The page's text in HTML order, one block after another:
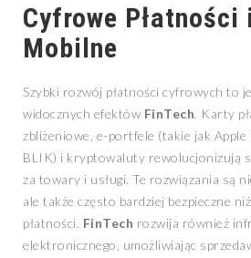
Cyfrowe
Mobilne
Szybki rozwój płatności cyfrowych to
widocznych efektów FinTech. Karty
zbliżeniowe, e-portfele (takie jak Apple
BLIK) i kryptowaluty rewolucjonizują
za towary i usługi. Te rozwiązania są
ale także często bardziej bezpieczne
płatności. FinTech rozwija również
elektronicznego, umożliwiając